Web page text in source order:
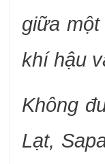
giữa
khí hậu
Không
Lạt,